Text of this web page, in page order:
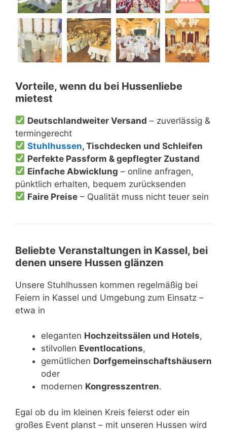
Vorteile, wenn du bei Hussenliebe
mietest
Deutschlandweiter Versand – zuverlässig &
termingerecht
Stuhlhussen, Tischdecken und Schleifen
Perfekte Passform & gepflegter Zustand
Einfache Abwicklung – online anfragen,
pünktlich erhalten, bequem zurücksenden
Faire Preise – Qualität muss nicht teuer sein
Beliebte Veranstaltungen in Kassel, bei
denen unsere Hussen glänzen
Unsere Stuhlhussen kommen regelmäßig bei
Feiern in Kassel und Umgebung zum Einsatz –
etwa in
eleganten Hochzeitssälen und Hotels,
stilvollen Eventlocations,
gemütlichen Dorfgemeinschaftshäusern
oder
modernen Kongresszentren.
Egal ob du im kleinen Kreis feierst oder ein
großes Event planst – mit unseren Hussen wird